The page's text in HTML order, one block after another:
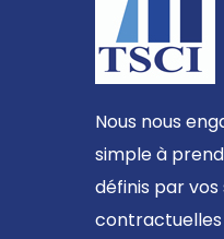
Nous nous
simple à
définis par vos
contractuelles